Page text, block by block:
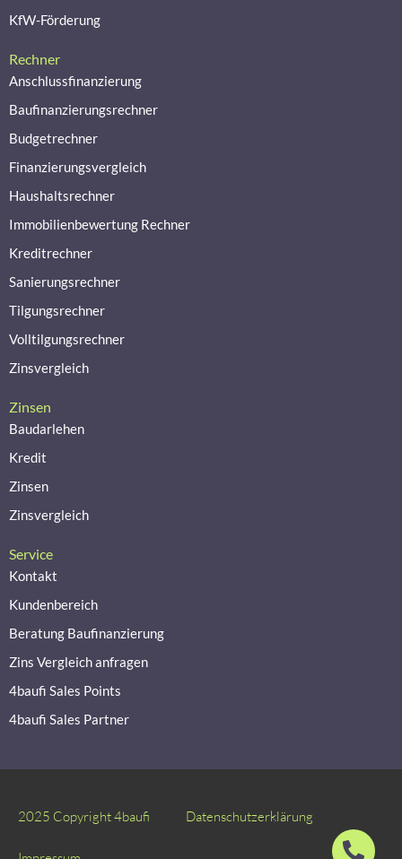
KfW-Förderung
Rechner
Anschlussfinanzierung
Baufinanzierungsrechner
Budgetrechner
Finanzierungsvergleich
Haushaltsrechner
Immobilienbewertung Rechner
Kreditrechner
Sanierungsrechner
Tilgungsrechner
Volltilgungsrechner
Zinsvergleich
Zinsen
Baudarlehen
Kredit
Zinsen
Zinsvergleich
Service
Kontakt
Kundenbereich
Beratung Baufinanzierung
Zins Vergleich anfragen
4baufi Sales Points
4baufi Sales Partner
2025 Copyright 4baufi Datenschutzerklärung